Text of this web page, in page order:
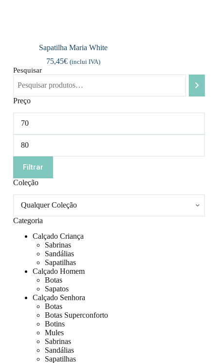
Sapatilha Maria White
75,45€ (inclui IVA)
Pesquisar
Preço
mínimo
máximo
Filtrar
Coleção
Categoria
Calçado Criança
Sabrinas
Sandálias
Sapatilhas
Calçado Homem
Botas
Sapatos
Calçado Senhora
Botas
Botas Superconforto
Botins
Mules
Sabrinas
Sandálias
Sapatilhas